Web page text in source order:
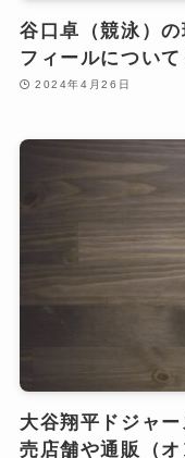
谷口卓（競泳）
フィールについて
2024年4月26日
大谷翔平ドジャ
売店舗や通販（